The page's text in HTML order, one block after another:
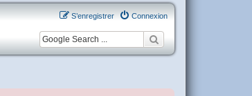
Connexion
S’enregistrer